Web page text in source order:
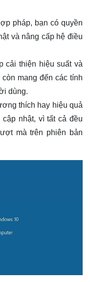
pháp, bạn có quyền
và nâng cấp hệ điều
cải thiện hiệu suất và
mang đến các tính
dùng.
thích hay hiệu quả
nhật, vì tất cả đều
mà trên phiên bản